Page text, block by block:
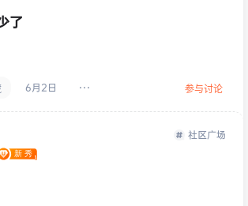
了
6月2日 参与讨论
社区广场